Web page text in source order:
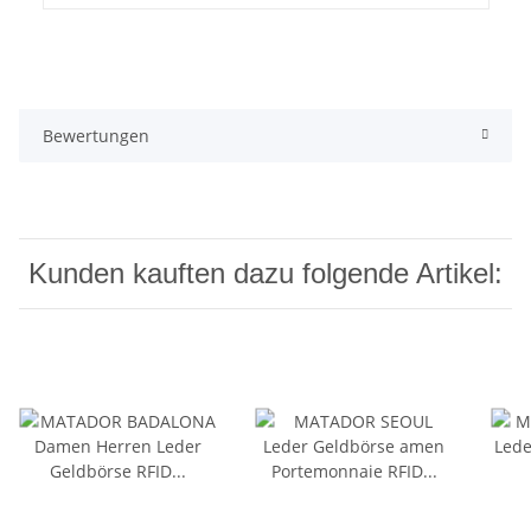
Bewertungen
Kunden kauften dazu folgende Artikel: